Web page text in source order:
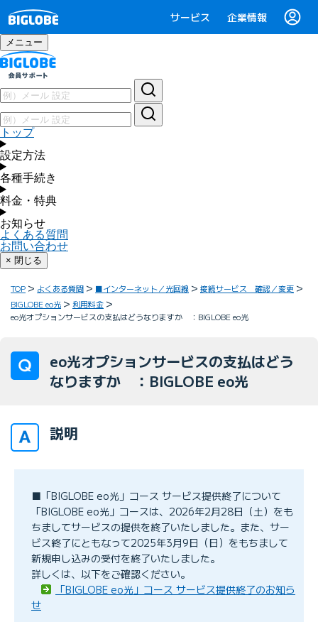
サービス 企業情報
メニュー
トップ
設定方法
各種手続き
料金・特典
お知らせ
よくある質問
お問い合わせ
× 閉じる
TOP よくある質問 ■インターネット／光回線
接続サービス 確認／変更
BIGLOBE eo光
利用料金
eo光オプションサービスの支払はどうなりますか ：BIGLOBE eo光
eo光オプションサービスの支払はどう
なりますか ：BIGLOBE eo光
説明
■「BIGLOBE eo光」コース サービス提供終了について
「BIGLOBE eo光」コースは、2026年2月28日（土）をも
ちましてサービスの提供を終了いたしました。また、サー
ビス終了にともなって2025年3月9日（日）をもちまして
新規申し込みの受付を終了いたしました。
詳しくは、以下をご確認ください。
「BIGLOBE eo光」コース サービス提供終了のお知ら
せ